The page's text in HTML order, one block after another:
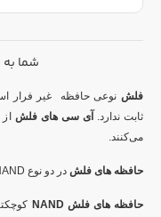
فلش نوعی حافظه غیر فرار
ثابت ندارد. آی سی های فلش
می‌کنند.
حافظه های فلش در دو نوع
حافظه های فلشNAND
شما به